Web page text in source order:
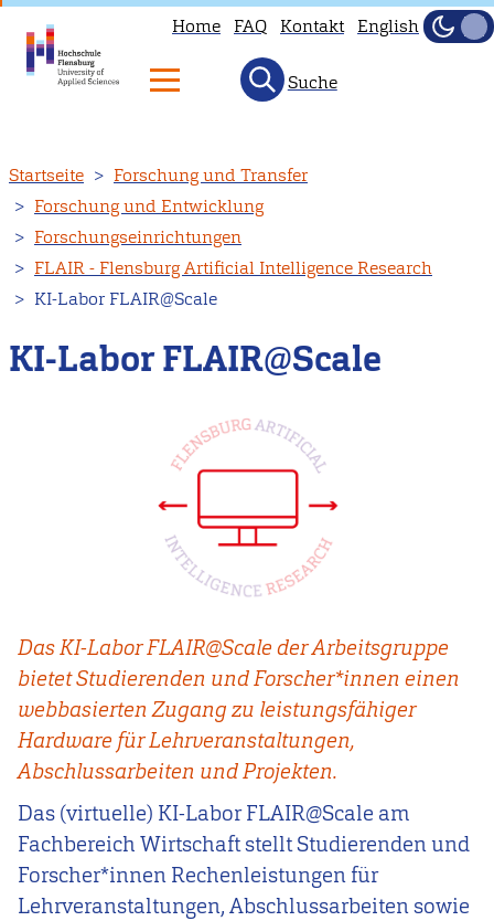
zum
Inhalt
Home FAQ Kontakt English
Hell
Suche
Startseite
Forschung und Transfer
Forschung und Entwicklung
Forschungseinrichtungen
FLAIR - Flensburg Artificial Intelligence Research
KI-Labor FLAIR@Scale
KI-Labor FLAIR@Scale
Das KI-Labor FLAIR@Scale der Arbeitsgruppe
bietet Studierenden und Forscher*innen einen
webbasierten Zugang zu leistungsfähiger
Hardware für Lehrveranstaltungen,
Abschlussarbeiten und Projekten.
Das (virtuelle) KI-Labor FLAIR@Scale am
Fachbereich Wirtschaft stellt Studierenden und
Forscher*innen Rechenleistungen für
Lehrveranstaltungen, Abschlussarbeiten sowie